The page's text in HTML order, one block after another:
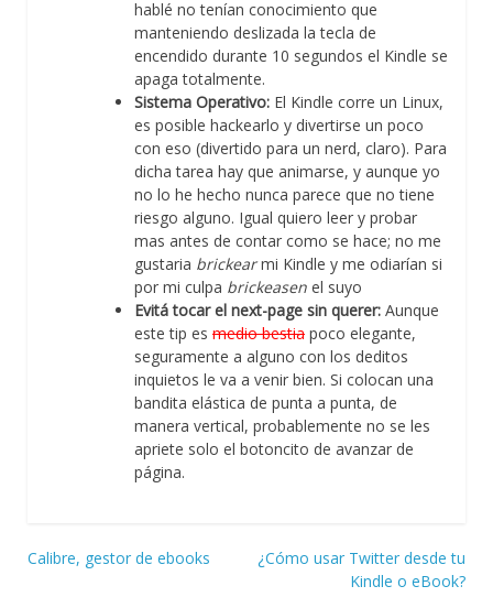
hablé no tenían conocimiento que
manteniendo deslizada la tecla de
encendido durante 10 segundos el Kindle se
apaga totalmente.
Sistema Operativo: El Kindle corre un Linux,
es posible hackearlo y divertirse un poco
con eso (divertido para un nerd, claro). Para
dicha tarea hay que animarse, y aunque yo
no lo he hecho nunca parece que no tiene
riesgo alguno. Igual quiero leer y probar
mas antes de contar como se hace; no me
gustaria brickearmi Kindle y me odiarían si
por mi culpa brickeasen el suyo
Evitá tocar el next-page sin querer: Aunque
este tip es medio bestia poco elegante,
seguramente a alguno con los deditos
inquietos le va a venir bien. Si colocan una
bandita elástica de punta a punta, de
manera vertical, probablemente no se les
apriete solo el botoncito de avanzar de
página.
Navegación
Calibre, gestor de ebooks
¿Cómo usar Twitter desde tu
Kindle o eBook?